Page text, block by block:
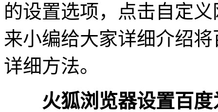
的设置选项，点击自定
来小编给大家详细介绍
详细方法。
火狐浏览器设置百度